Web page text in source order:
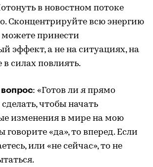
в новостном потоке
Сконцентрируйте всю энергию
можете принести
эффект, а не на ситуациях, на
силах повлиять.
: «Готов ли я прямо
чтобы начать
изменения в мире на мою
говорите «да», то вперед. Если
или «не сейчас», то не